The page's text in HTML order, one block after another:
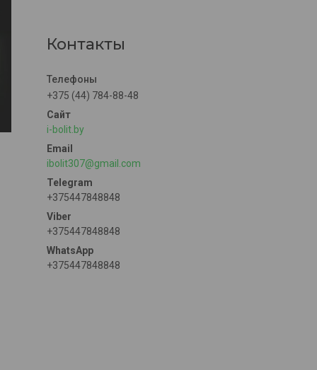
Контакты
+375 (44) 784-88-48
i-bolit.by
ibolit307@gmail.com
+375447848848
+375447848848
+375447848848